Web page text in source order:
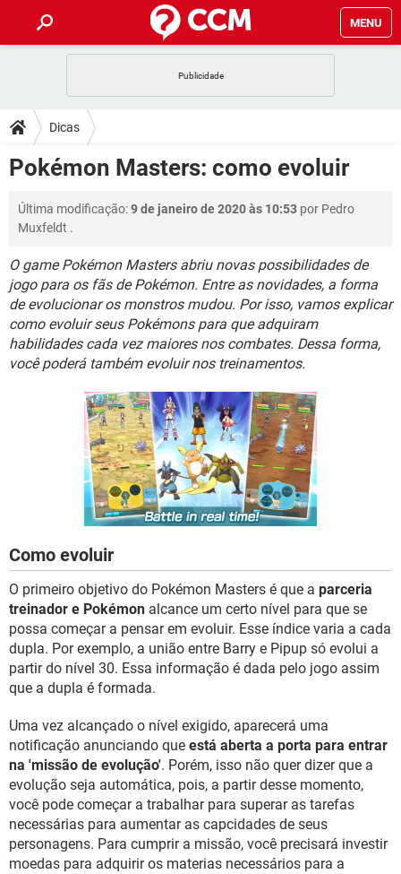
MENU
CELULAR
OUTLOOK EXCEL
GUIA DE COMPRAS
DICAS
JOGOS
CELULAR FACEBOOK
OUTLOOK EXCEL
GUIA DE COMPRAS
DOWNLOADS
CELULAR
INSTAGRAM GMAIL
GUIA DE COMPRAS
FÓRUM
CELULAR FACEBOOK
OUTLOOK EXCEL
INSTAGRAM GMAIL
GUIA DE COMPRAS
JOGOS WHATSAPP
OUTLOOK EXCEL
GUIA DE COMPRAS
Dicas
Pokémon Masters: como evoluir
Última modificação:9 de janeiro de 2020 às 10:53 por Pedro
Muxfeldt .
O game Pokémon Masters abriu novas possibilidades de
jogo para os fãs de Pokémon. Entre as novidades, a forma
de evolucionar os monstros mudou. Por isso, vamos explicar
como evoluir seus Pokémons para que adquiram
habilidades cada vez maiores nos combates. Dessa forma,
você poderá também evoluir nos treinamentos.
Como evoluir
O primeiro objetivo do Pokémon Masters é que a parceria
treinador e Pokémon alcance um certo nível para que se
possa começar a pensar em evoluir. Esse índice varia a cada
dupla. Por exemplo, a união entre Barry e Pipup só evolui a
partir do nível 30. Essa informação é dada pelo jogo assim
que a dupla é formada.
Uma vez alcançado o nível exigido, aparecerá uma
notificação anunciando que está aberta a porta para entrar
na 'missão de evolução'. Porém, isso não quer dizer que a
evolução seja automática, pois, a partir desse momento,
você pode começar a trabalhar para superar as tarefas
necessárias para aumentar as capcidades de seus
personagens. Para cumprir a missão, você precisará investir
moedas para adquirir os materias necessários para a